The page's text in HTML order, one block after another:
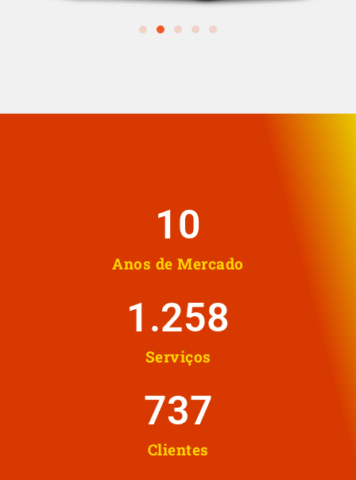
Anos de Mercado
10
Serviços
1.258
Clientes
737